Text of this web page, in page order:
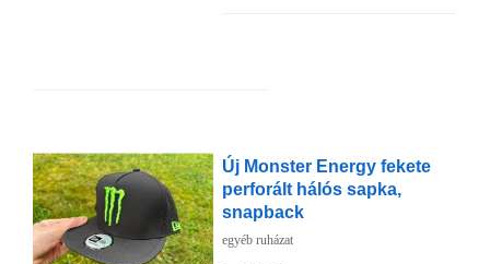
Új Monster Energy fekete
perforált hálós sapka,
snapback
egyéb ruházat